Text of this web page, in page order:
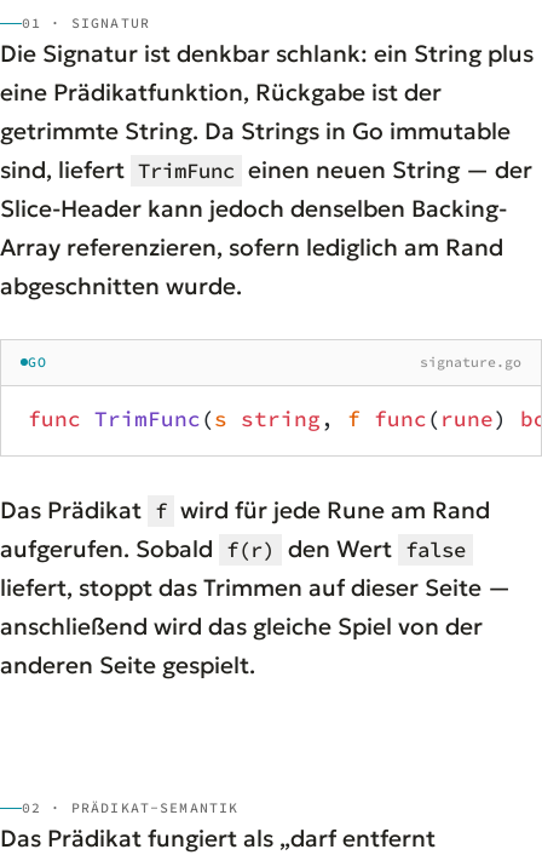
01 · SIGNATUR
Die Signatur ist denkbar schlank: ein String plus
eine Prädikatfunktion, Rückgabe ist der
getrimmte String. Da Strings in Go immutable
sind, liefert TrimFunc einen neuen String — der
Slice-Header kann jedoch denselben Backing-
Array referenzieren, sofern lediglich am Rand
abgeschnitten wurde.
GO signature.go
func TrimFunc(s string, f func( rune)
Das Prädikat f wird für jede Rune am Rand
aufgerufen. Sobald f(r) den Wert false
liefert, stoppt das Trimmen auf dieser Seite —
anschließend wird das gleiche Spiel von der
anderen Seite gespielt.
02 · PRÄDIKAT-SEMANTIK
Das Prädikat fungiert als „darf entfernt